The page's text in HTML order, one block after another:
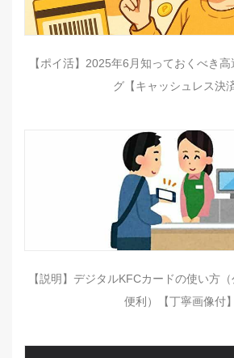
【ポイ活】2025年6月知っておくべき
グ【キャッシュレス決済
【説明】デジタルKFCカードの使い方
便利）【丁寧画像付】